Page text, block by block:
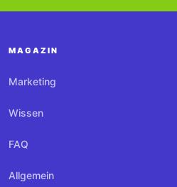
MAGAZIN
Marketing
Wissen
FAQ
Allgemein